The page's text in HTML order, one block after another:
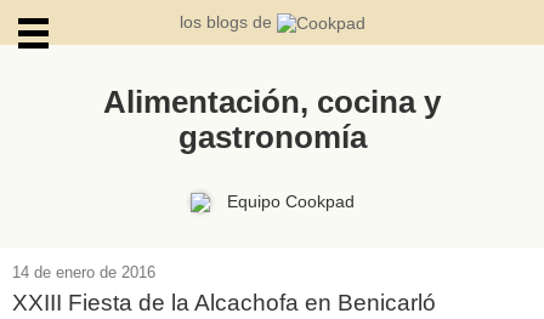
los blogs de
Alimentación, cocina y
gastronomía
Equipo Cookpad
14 de enero de 2016
XXIII Fiesta de la Alcachofa en Benicarló